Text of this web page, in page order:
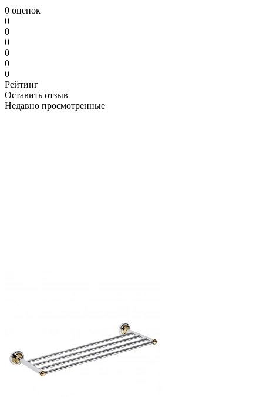
0 оценок
0
0
0
0
0
0
Рейтинг
Оставить отзыв
Недавно просмотренные